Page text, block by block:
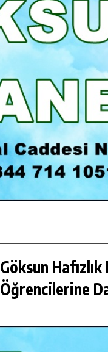
Göksun Hafızlık
Öğrencilerine
KURSU
GEZISI.